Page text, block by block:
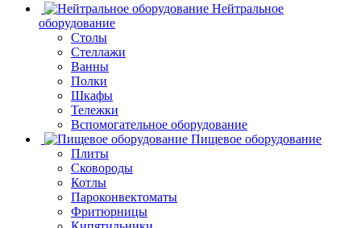
Нейтральное
оборудование
Столы
Стеллажи
Ванны
Полки
Шкафы
Тележки
Вспомогательное оборудование
Пищевое оборудование
Плиты
Сковороды
Котлы
Пароконвектоматы
Фритюрницы